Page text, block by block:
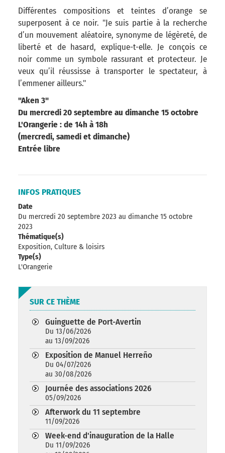
Différentes compositions et teintes d’orange se
superposent à ce noir. "Je suis partie à la recherche
d’un mouvement aléatoire, synonyme de légèreté, de
liberté et de hasard, explique-t-elle. Je conçois ce
noir comme un symbole rassurant et protecteur. Je
veux qu’il réussisse à transporter le spectateur, à
l’emmener ailleurs."
"Aken 3"
Du mercredi 20 septembre au dimanche 15 octobre
L'Orangerie : de 14h à 18h
(mercredi, samedi et dimanche)
Entrée libre
INFOS PRATIQUES
Date
Du mercredi 20 septembre 2023 au dimanche 15 octobre
2023
Thématique(s)
Exposition, Culture & loisirs
Type(s)
L'Orangerie
SUR CE THÈME
Guinguette de Port-Avertin
Du 13/06/2026
au 13/09/2026
Exposition de Manuel Herreño
Du 04/07/2026
au 30/08/2026
Journée des associations 2026
05/09/2026
Afterwork du 11 septembre
11/09/2026
Week-end d'inauguration de la Halle
Du 11/09/2026